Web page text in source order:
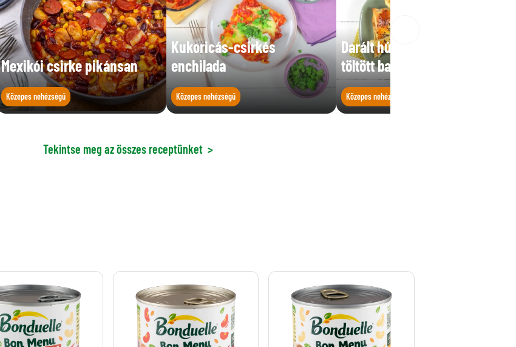
Mexikói csirke pikánsan
Közepes nehézségű
Kukoricás-csirkés
enchilada
Közepes nehézségű
Darált húsos, gombás-babos
töltött batyu
Közepes nehézségű
Tekintse meg az összes receptünket >